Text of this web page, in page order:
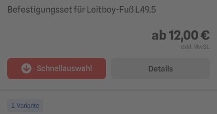
Befestigungsset für Leitboy-Fuß L49.5
ab12,00 €
exkl. MwSt.
Schnellauswahl Details
1 Variante